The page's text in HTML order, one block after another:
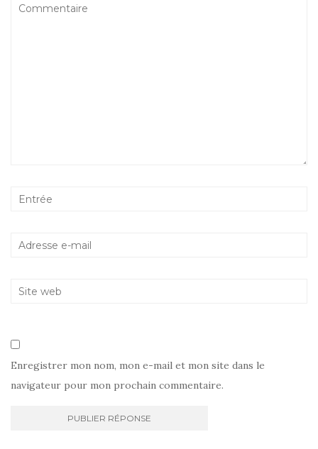
Enregistrer mon nom, mon e-mail et mon site dans le
navigateur pour mon prochain commentaire.